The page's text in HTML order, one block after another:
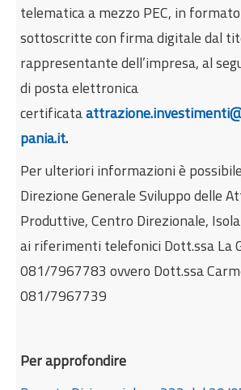
telematica a mezzo PEC, in
sottoscritte con firma digitale dal
rappresentante dell’impresa, al
di posta elettronica
certificata
pania.it.
Per ulteriori informazioni è
Direzione Generale Sviluppo delle
Produttive, Centro Direzionale,
ai riferimenti telefonici Dott.ssa La
081/7967783 ovvero Dott.ssa
081/7967739
Per approfondire